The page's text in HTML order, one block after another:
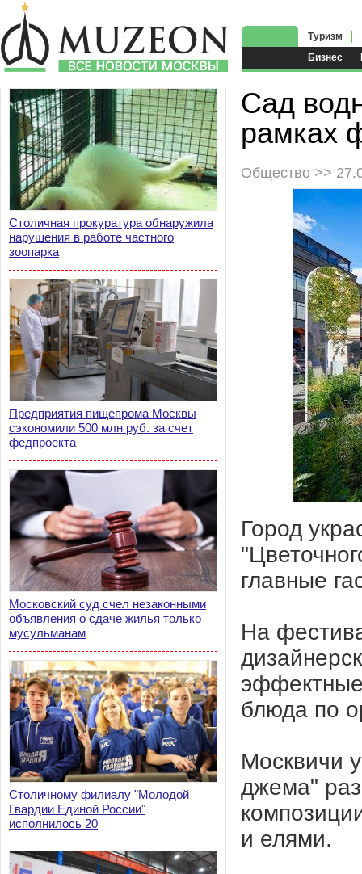
Бизнес
Туризм
Столичная прокуратура обнаружила
нарушения в работе частного
зоопарка
Предприятия пищепрома Москвы
сэкономили 500 млн руб. за счет
федпроекта
Московский суд счел незаконными
объявления о сдаче жилья только
мусульманам
Столичному филиалу "Молодой
Гвардии Единой России"
исполнилось 20
Сад
рамках
Общество >>
Город
главные
На
блюда по
Москвичи
джема"
и елями.